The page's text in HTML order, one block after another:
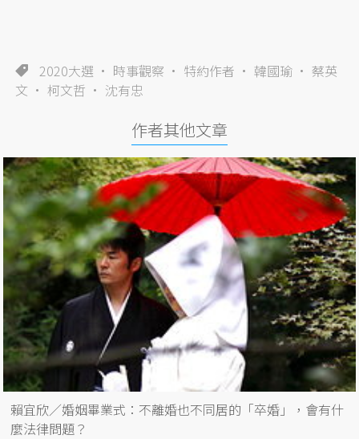
2020大選 時事觀察 特約作者 韓國瑜
蔡英
文
柯文哲 沈有忠
作者其他文章
賴宜欣／婚姻畢業式：不離婚也不同居的「卒婚」，會有什
麼法律問題？